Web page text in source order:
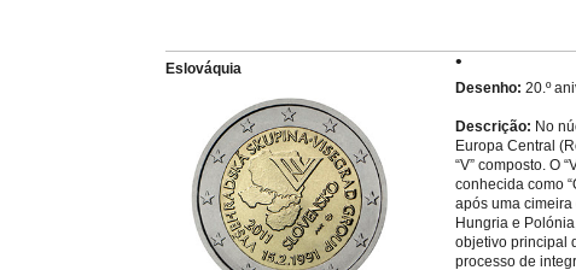
Eslováquia
Desenho: 20.º
Descrição: No
Europa Central
“V” composto. O
conhecida como
após uma
Hungria e
objetivo principal
processo de